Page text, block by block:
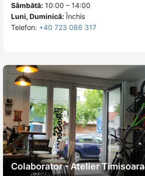
Sâmbătă: 10:00 – 14:00
Luni, Duminică: Închis
Telefon: +40 723 086 317
Colaborator - Atelier Timisoara